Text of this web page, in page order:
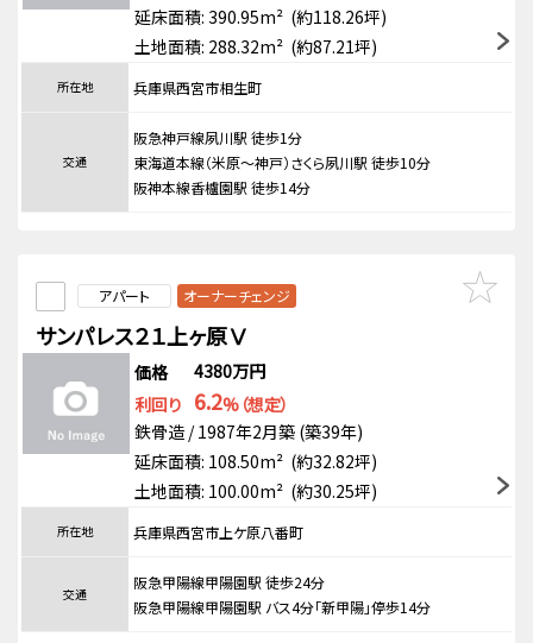
延床面積: 390.95m² (約118.26坪)
土地面積: 288.32m² (約87.21坪)
所在地 兵庫県西宮市相生町
交通
阪急神戸線夙川駅 徒歩1分
東海道本線（米原～神戸）さくら夙川駅 徒歩10分
阪神本線香櫨園駅 徒歩14分
アパート オーナーチェンジ
サンパレス２１上ヶ原Ⅴ
価格
4380万円
利回り 6.2%（想定）
鉄骨造 / 1987年2月築 (築39年)
延床面積: 108.50m² (約32.82坪)
土地面積: 100.00m² (約30.25坪)
所在地 兵庫県西宮市上ケ原八番町
交通
阪急甲陽線甲陽園駅 徒歩24分
阪急甲陽線甲陽園駅 バス4分「新甲陽」停歩14分